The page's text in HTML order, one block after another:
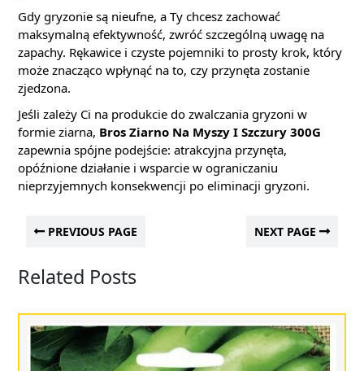
Gdy gryzonie są nieufne, a Ty chcesz zachować
maksymalną efektywność, zwróć szczególną uwagę na
zapachy. Rękawice i czyste pojemniki to prosty krok, który
może znacząco wpłynąć na to, czy przynęta zostanie
zjedzona.
Jeśli zależy Ci na produkcie do zwalczania gryzoni w
formie ziarna, Bros Ziarno Na Myszy I Szczury 300G
zapewnia spójne podejście: atrakcyjna przynęta,
opóźnione działanie i wsparcie w ograniczaniu
nieprzyjemnych konsekwencji po eliminacji gryzoni.
PREVIOUS PAGE NEXT PAGE
Related Posts